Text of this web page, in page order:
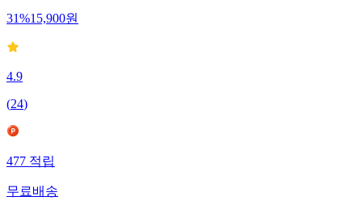
31%15,900원
4.9
(24)
477적립
무료배송